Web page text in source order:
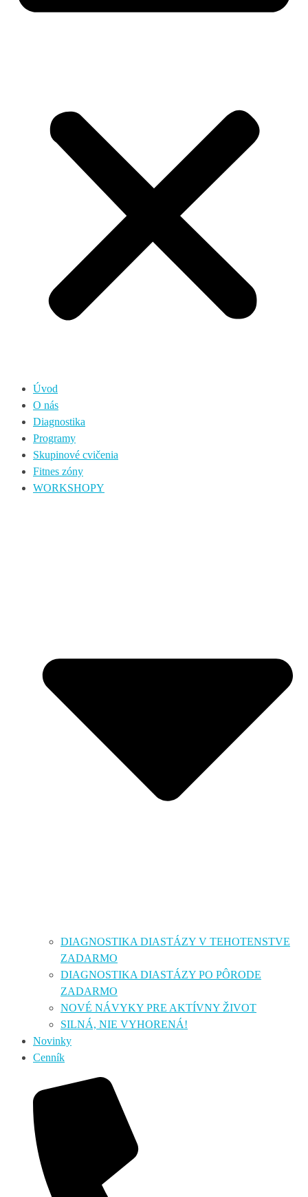
Úvod
O nás
Diagnostika
Programy
Skupinové cvičenia
Fitnes zóny
WORKSHOPY
DIAGNOSTIKA DIASTÁZY V TEHOTENSTVE
ZADARMO
DIAGNOSTIKA DIASTÁZY PO PÔRODE
ZADARMO
NOVÉ NÁVYKY PRE AKTÍVNY ŽIVOT
SILNÁ, NIE VYHORENÁ!
Novinky
Cenník